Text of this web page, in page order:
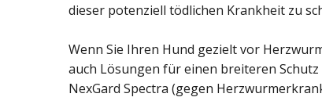
dieser potenziell tödlichen Krankheit zu
Wenn Sie Ihren Hund gezielt vor
auch Lösungen für einen breiteren
NexGard Spectra (gegen